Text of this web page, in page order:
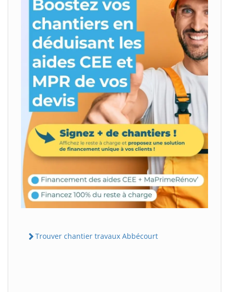
Trouver chantier travaux Abbécourt